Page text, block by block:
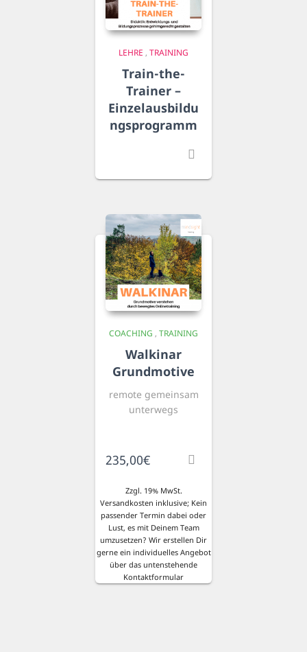
LEHRE , TRAINING
Train-the-
Trainer –
Einzelausbildu
ngsprogramm
COACHING , TRAINING
Walkinar
Grundmotive
remote gemeinsam
unterwegs
235,00€
Zzgl. 19% MwSt.
Versandkosten inklusive; Kein
passender Termin dabei oder
Lust, es mit Deinem Team
umzusetzen? Wir erstellen Dir
gerne ein individuelles Angebot
über das untenstehende
Kontaktformular